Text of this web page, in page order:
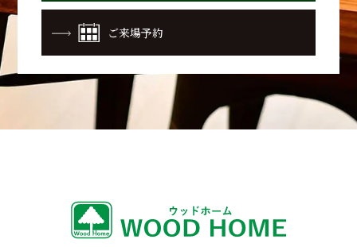
ご来場予約